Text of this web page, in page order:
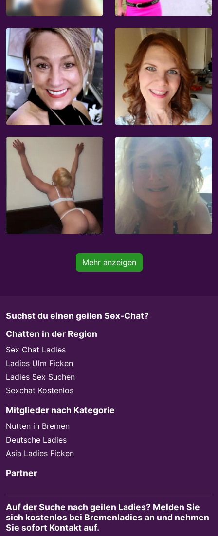
Mehr anzeigen
Suchst du einen geilen Sex-Chat?
Chatten in der Region
Sex Chat Ladies
Ladies Ulm Ficken
Ladies Sex Suchen
Sexchat Kostenlos
Mitglieder nach Kategorie
Nutten in Bremen
Deutsche Ladies
Asia Ladies Ficken
Partner
Auf der Suche nach geilen Ladies? Melden Sie
sich kostenlos bei Bremenladies an und nehmen
Sie sofort Kontakt auf.